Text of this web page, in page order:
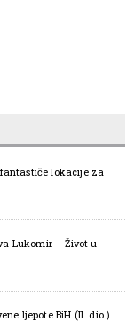
fantastiče lokacije za
Lukomir – Život u
ljepote BiH (II. dio.)